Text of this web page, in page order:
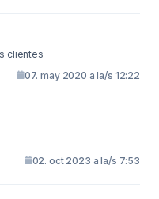
clientes
07. may 2020 a la/s 12:22
02. oct 2023 a la/s 7:53